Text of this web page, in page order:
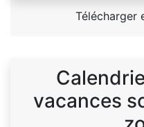
Télécharger
vacances